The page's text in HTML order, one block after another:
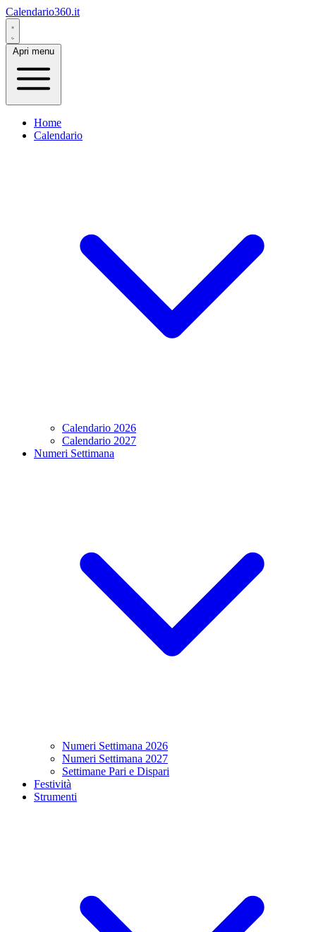
Calendario360.it
Apri menu
Home
Calendario
Calendario 2026
Calendario 2027
Numeri Settimana
Numeri Settimana 2026
Numeri Settimana 2027
Settimane Pari e Dispari
Festività
Strumenti